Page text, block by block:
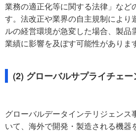
業務の適正化等に関する法律」など
す。法改正や業界の自主規制により
ルの経営環境が急変した場合、製品
業績に影響を及ぼす可能性がありま
(2) グローバルサプライチェー
グローバルデータインテリジェンス
いて、海外で開発・製造される機器